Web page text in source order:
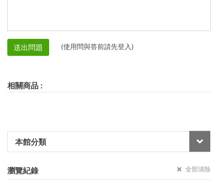
本館分類
瀏覽紀錄 全部清除
送出問題 (使用問與答前請先登入)
相關商品 :